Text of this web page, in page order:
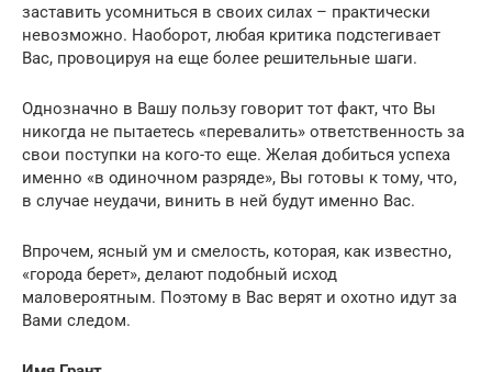
заставить усомниться в своих силах – практически
невозможно. Наоборот, любая критика подстегивает
Вас, провоцируя на еще более решительные шаги.
Однозначно в Вашу пользу говорит тот факт, что Вы
никогда не пытаетесь «перевалить» ответственность за
свои поступки на кого-то еще. Желая добиться успеха
именно «в одиночном разряде», Вы готовы к тому, что,
в случае неудачи, винить в ней будут именно Вас.
Впрочем, ясный ум и смелость, которая, как известно,
«города берет», делают подобный исход
маловероятным. Поэтому в Вас верят и охотно идут за
Вами следом.